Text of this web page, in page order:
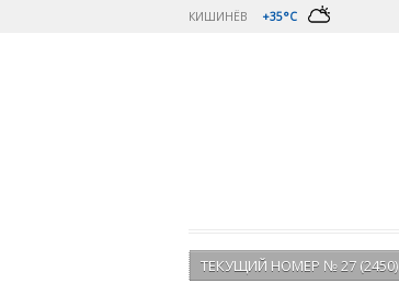
КИШИНЁВ +35°C
ТЕКУЩИЙ НОМЕР № 27 (2450)